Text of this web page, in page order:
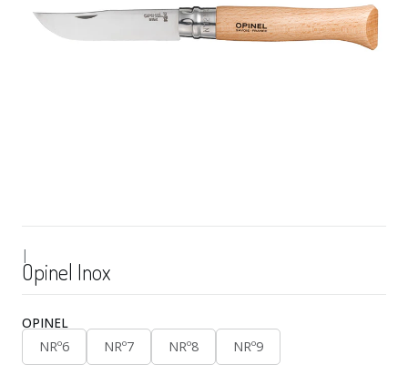
|
Opinel Inox
OPINEL
NRº6
NRº7 NRº8 NRº9